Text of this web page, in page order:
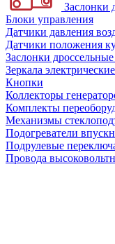
Заслонки
Блоки управления
Датчики давления
Датчики положения
Заслонки
Зеркала электрические
Кнопки
Коллекторы
Комплекты
Механизмы
Подогреватели
Подрулевые
Провода